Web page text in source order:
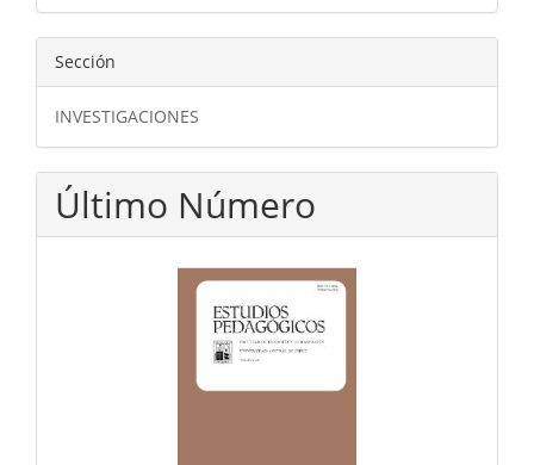
Sección
INVESTIGACIONES
Último Número